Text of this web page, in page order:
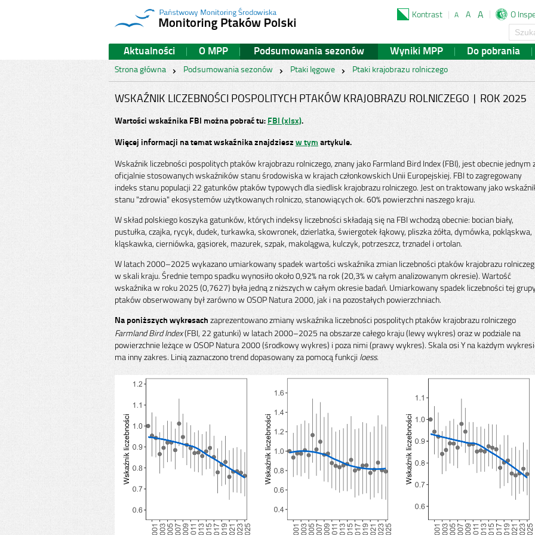
Kontrast A A A
O
Aktualności O MPP Podsumowania sezonów Wyniki MPP Do pobrania
Strona główna Podsumowania sezonów Ptaki lęgowe Ptaki krajobrazu rolniczego
WSKAŹNIK LICZEBNOŚCI POSPOLITYCH PTAKÓW KRAJOBRAZU ROLNICZEGO | ROK 2025
Wartości wskaźnika FBI można pobrać tu: FBI (xlsx).
Więcej informacji na temat wskaźnika znajdziesz w tym artykule.
Wskaźnik liczebności pospolitych ptaków krajobrazu rolniczego, znany jako Farmland Bird Index (FBI), jest obecnie jednym
oficjalnie stosowanych wskaźników stanu środowiska w krajach członkowskich Unii Europejskiej. FBI to zagregowany
indeks stanu populacji 22 gatunków ptaków typowych dla siedlisk krajobrazu rolniczego. Jest on traktowany jako
stanu "zdrowia" ekosystemów użytkowanych rolniczo, stanowiących ok. 60% powierzchni naszego kraju.
W skład polskiego koszyka gatunków, których indeksy liczebności składają się na FBI wchodzą obecnie: bocian biały,
pustułka, czajka, rycyk, dudek, turkawka, skowronek, dzierlatka, świergotek łąkowy, pliszka żółta, dymówka, pokląskwa,
kląskawka, cierniówka, gąsiorek, mazurek, szpak, makolągwa, kulczyk, potrzeszcz, trznadel i ortolan.
W latach 2000–2025 wykazano umiarkowany spadek wartości wskaźnika zmian liczebności ptaków krajobrazu
w skali kraju. Średnie tempo spadku wynosiło około 0,92% na rok (20,3% w całym analizowanym okresie). Wartość
wskaźnika w roku 2025 (0,7627) była jedną z niższych w całym okresie badań. Umiarkowany spadek liczebności tej
ptaków obserwowany był zarówno w OSOP Natura 2000, jak i na pozostałych powierzchniach.
Na poniższych wykresach zaprezentowano zmiany wskaźnika liczebności pospolitych ptaków krajobrazu rolniczego
Farmland Bird Index(FBI, 22 gatunki) w latach 2000–2025 na obszarze całego kraju (lewy wykres) oraz w podziale na
powierzchnie leżące w OSOP Natura 2000 (środkowy wykres) i poza nimi (prawy wykres). Skala osi Y na każdym
ma inny zakres. Linią zaznaczono trend dopasowany za pomocą funkcji loess.